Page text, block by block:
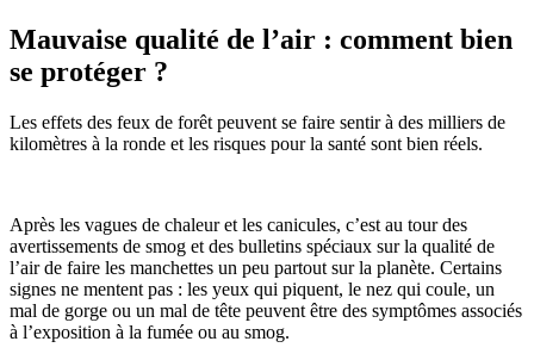
Mauvaise qualité de l’air : comment bien
se protéger ?
Les effets des feux de forêt peuvent se faire sentir à des milliers de
kilomètres à la ronde et les risques pour la santé sont bien réels.
Après les vagues de chaleur et les canicules, c’est au tour des
avertissements de smog et des bulletins spéciaux sur la qualité de
l’air de faire les manchettes un peu partout sur la planète. Certains
signes ne mentent pas : les yeux qui piquent, le nez qui coule, un
mal de gorge ou un mal de tête peuvent être des symptômes associés
à l’exposition à la fumée ou au smog.